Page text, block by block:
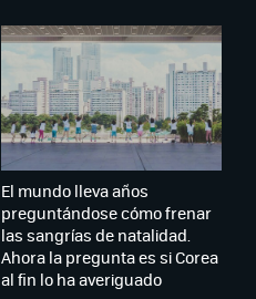
El mundo lleva años
preguntándose cómo frenar
las sangrías de natalidad.
Ahora la pregunta es si Corea
al fin lo ha averiguado